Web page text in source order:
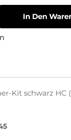
Green Toner
Für My
In Den
Eine Frage stellen
Kit schwarz HC